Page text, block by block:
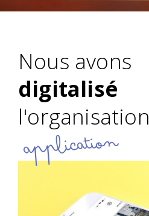
Nous avons
digitalisé
l'organisation
application